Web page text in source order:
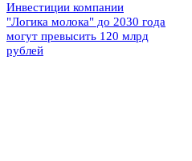
Инвестиции компании
"Логика молока" до 2030 года
могут превысить 120 млрд
рублей